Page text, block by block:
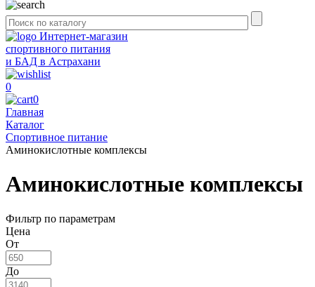
Интернет-магазин
спортивного питания
и БАД в Астрахани
0
0
Главная
Каталог
Спортивное питание
Аминокислотные комплексы
Аминокислотные комплексы
Фильтр по параметрам
Цена
От
До